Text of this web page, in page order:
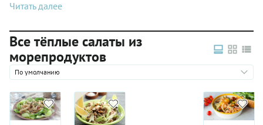
Читать далее
Все тёплые салаты из
морепродуктов
По умолчанию